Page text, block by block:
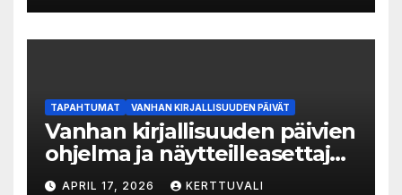
TAPAHTUMAT VANHAN KIRJALLISUUDEN PÄIVÄT
Vanhan kirjallisuuden päivien
ohjelma ja näytteilleasettajat
julkistettu
APRIL 17, 2026 KERTTUVALI